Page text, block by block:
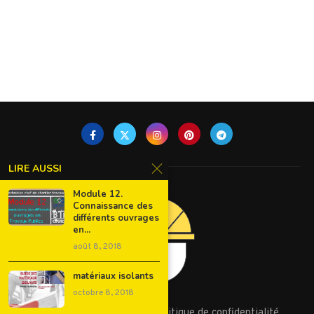
LIRE AUSSI
Module 12.
Connaissance des
différents ouvrages
en...
août 8, 2018
matériaux isolants
octobre 8, 2018